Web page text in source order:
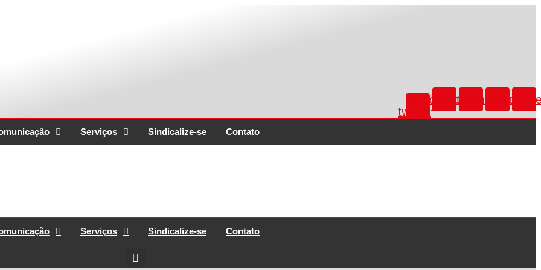
twitter
FacebookInstagramWhatsapp
Serviços Sindicalize-se Contato
Serviços Sindicalize-se Contato